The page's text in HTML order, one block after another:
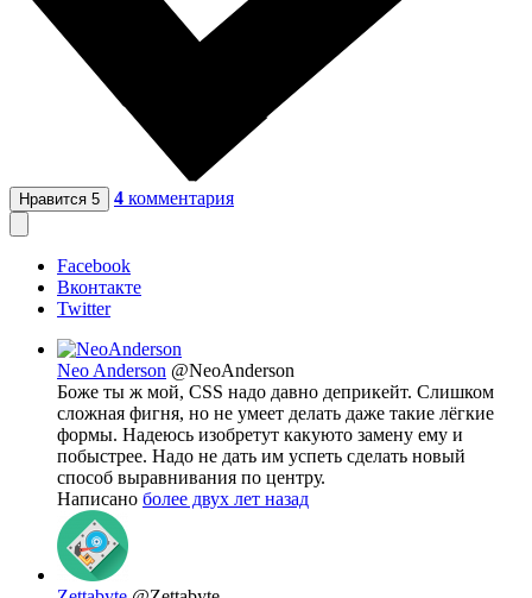
Нравится 5 4 комментария
Facebook
Вконтакте
Twitter
Neo Anderson @NeoAnderson
Боже ты ж мой, CSS надо давно деприкейт. Слишком
сложная фигня, но не умеет делать даже такие лёгкие
формы. Надеюсь изобретут какуюто замену ему и
побыстрее. Надо не дать им успеть сделать новый
способ выравнивания по центру.
Написано более двух лет назад